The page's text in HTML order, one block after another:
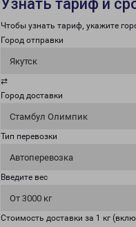
Узнать тариф и
Чтобы узнать тариф, укажите
Город отправки
Якутск
⇄
Город доставки
Стамбул Олимпик
Тип перевозки
Автоперевозка
Введите вес
От 3000 кг
Стоимость доставки за 1 кг